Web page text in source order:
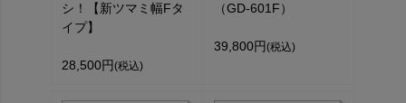
シ！【新ツマミ幅Fタ
イプ】
28,500円 (税込)
（GD-601F）
39,800円 (税込)